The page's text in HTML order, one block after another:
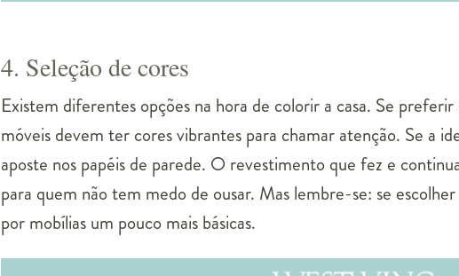
4. Seleção de cores
Existem diferentes opções na hora de colorir a casa. Se preferir
móveis devem ter cores vibrantes para chamar atenção. Se a
aposte nos papéis de parede. O revestimento que fez e
para quem não tem medo de ousar. Mas lembre-se: se
por mobílias um pouco mais básicas.